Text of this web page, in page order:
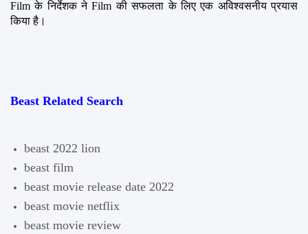
Film के निर्देशक ने Film की सफलता के लिए एक अविश्वसनीय प्रयास
किया है।
Beast Related Search
beast 2022 lion
beast film
beast movie release date 2022
beast movie netflix
beast movie review